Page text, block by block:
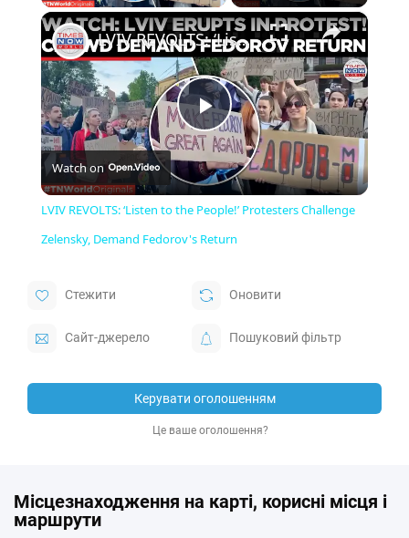
×
Play
Video
LVIV REVOLTS: ‘Listen to the People!’ Protesters Challenge Zelensky, Demand Fedorov's Return
Watch on
LVIV REVOLTS: ‘Listen to the People!’ Protesters Challenge
Zelensky, Demand Fedorov's Return
Стежити Оновити
Cайт-джерело Пошуковий фільтр
Керувати оголошенням
Це ваше оголошення?
Місцезнаходження на карті, корисні місця і
маршрути